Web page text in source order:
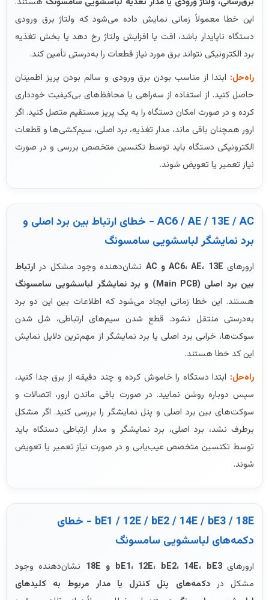
این خطا معمولاً زمانی نمایش داده می‌شود که ولتاژ برق ورودی
دستگاه ناپایدار باشد، افت یا افزایش ولتاژ رخ دهد یا بخش تغذیه
برد الکترونیکی نتواند برق مورد نیاز قطعات را به‌درستی تأمین کند.
راه‌حل: ابتدا از مناسب بودن برق ورودی و سالم بودن پریز اطمینان
حاصل کنید. از استفاده از سه‌راهی یا محافظ‌های بی‌کیفیت خودداری
کرده و در صورت امکان دستگاه را به یک پریز مستقیم متصل کنید. اگر
ارور همچنان باقی ماند، مدار تغذیه، برد اصلی، سیم‌کشی‌ها و قطعات
الکترونیکی دستگاه باید توسط تکنسین متخصص بررسی و در صورت
نیاز تعمیر یا تعویض شوند.
AC6 / AE / 13E / AC - خطای ارتباط بین برد اصلی و
برد نمایشگر لباسشویی سامسونگ
ارورهای AC6، AE، 13E و AC نشان‌دهنده وجود مشکل در ارتباط
بین برد اصلی (Main PCB) و برد نمایشگر لباسشویی سامسونگ
هستند. این خطا زمانی ایجاد می‌شود که اطلاعات بین این دو برد
به‌درستی منتقل نشود. قطع شدن سیم‌های ارتباطی، شل شدن
سوکت‌ها، خرابی برد اصلی یا برد نمایشگر از مهم‌ترین دلایل نمایش
این کد خطا هستند.
راه‌حل: ابتدا دستگاه را خاموش کرده و چند دقیقه از برق جدا کنید،
سپس دوباره روشن نمایید. در صورت باقی ماندن ارور، اتصالات و
سوکت‌های بین برد اصلی و پنل نمایشگر را بررسی کنید. اگر مشکل
برطرف نشد، برد اصلی، برد نمایشگر و مدار ارتباطی دستگاه باید
توسط تکنسین متخصص عیب‌یابی و در صورت نیاز تعمیر یا تعویض
شوند.
bE1 / 12E / bE2 / 14E / bE3 / 18E - خطای
دکمه‌های لباسشویی سامسونگ
ارورهایbE1، 12E، bE2، 14E، bE3 و 18E
نشان‌دهنده وجود
مشکل دردکمه‌های پنل کنترل یا مدار مربوط به کلیدهای